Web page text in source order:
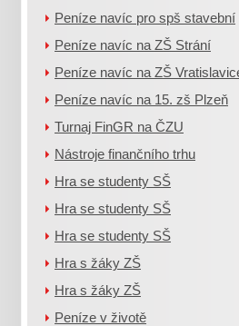
Peníze navíc pro spš stavební
Peníze navíc na ZŠ Strání
Peníze navíc na ZŠ
Peníze navíc na 15. zš Plzeň
Turnaj FinGR na ČZU
Nástroje finančního trhu
Hra se studenty SŠ
Hra se studenty SŠ
Hra se studenty SŠ
Hra s žáky ZŠ
Hra s žáky ZŠ
Peníze v životě